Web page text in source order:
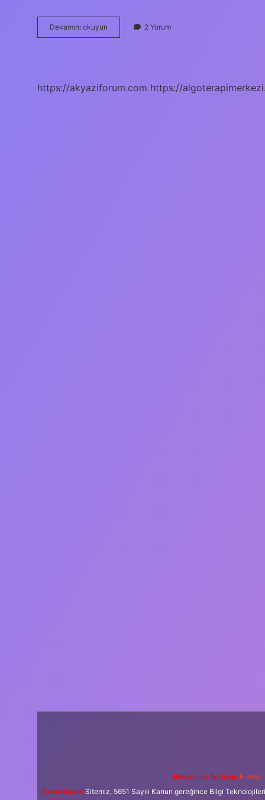
Devamını okuyun Psikanalitik
Psikodinamik
2 Yorum
https://akyaziforum.com https://
Reklam ve İletişim: E-mail:
Yasal Uyarı: Sitemiz, 5651 Sayılı Kanun gereğince Bilgi